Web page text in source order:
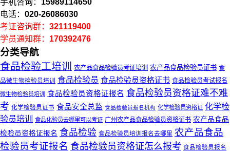
手机咨询： 15989114650
电话： 020-26086030
考证咨询群： 321119400
学员通知群： 170392476
分类导航
食品检验工培训 农产品食品检验员考证培训 农产品食品检验员证书 食
品微生物检验员培训 食品检验员 食品检验员资格证书 食品检验员考试报名
微生物检验员培训 食品检验员资格证报名 食品检验员资格证难不难
考 化学检验员证书 食品安全总监 食品检验员报名机构 化学检验员资格证 化学检
验员培训
食品化验员去哪里可以考证 广州农产品食品检验员资格证书 农产品食品
检验员资格证报名 食品检验 食品检验员培训报名去哪里 农产品食品
检验员考证报名 食品检验员资格证怎么报考 食品检验员报名